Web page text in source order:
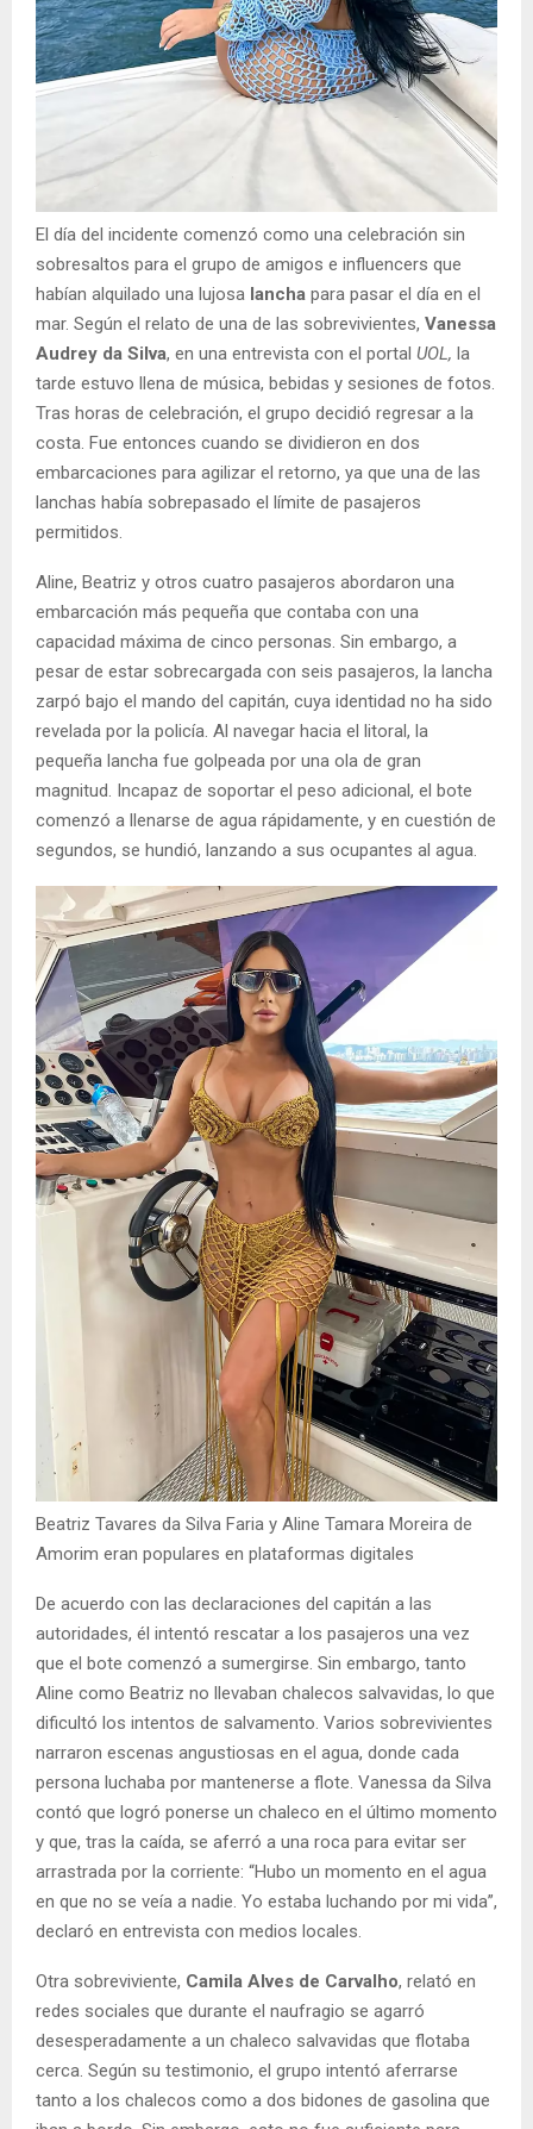
El día del incidente comenzó como una celebración sin
sobresaltos para el grupo de amigos e influencers que
habían alquilado una lujosa lancha para pasar el día en el
mar. Según el relato de una de las sobrevivientes, Vanessa
Audrey da Silva, en una entrevista con el portal UOL, la
tarde estuvo llena de música, bebidas y sesiones de fotos.
Tras horas de celebración, el grupo decidió regresar a la
costa. Fue entonces cuando se dividieron en dos
embarcaciones para agilizar el retorno, ya que una de las
lanchas había sobrepasado el límite de pasajeros
permitidos.
Aline, Beatriz y otros cuatro pasajeros abordaron una
embarcación más pequeña que contaba con una
capacidad máxima de cinco personas. Sin embargo, a
pesar de estar sobrecargada con seis pasajeros, la lancha
zarpó bajo el mando del capitán, cuya identidad no ha sido
revelada por la policía. Al navegar hacia el litoral, la
pequeña lancha fue golpeada por una ola de gran
magnitud. Incapaz de soportar el peso adicional, el bote
comenzó a llenarse de agua rápidamente, y en cuestión de
segundos, se hundió, lanzando a sus ocupantes al agua.
Beatriz Tavares da Silva Faria y Aline Tamara Moreira de
Amorim eran populares en plataformas digitales
De acuerdo con las declaraciones del capitán a las
autoridades, él intentó rescatar a los pasajeros una vez
que el bote comenzó a sumergirse. Sin embargo, tanto
Aline como Beatriz no llevaban chalecos salvavidas, lo que
dificultó los intentos de salvamento. Varios sobrevivientes
narraron escenas angustiosas en el agua, donde cada
persona luchaba por mantenerse a flote. Vanessa da Silva
contó que logró ponerse un chaleco en el último momento
y que, tras la caída, se aferró a una roca para evitar ser
arrastrada por la corriente: “Hubo un momento en el agua
en que no se veía a nadie. Yo estaba luchando por mi vida”,
declaró en entrevista con medios locales.
Otra sobreviviente, Camila Alves de Carvalho, relató en
redes sociales que durante el naufragio se agarró
desesperadamente a un chaleco salvavidas que flotaba
cerca. Según su testimonio, el grupo intentó aferrarse
tanto a los chalecos como a dos bidones de gasolina que